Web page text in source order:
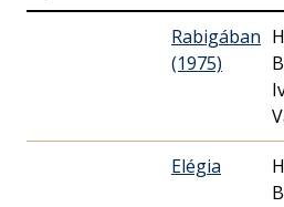
Rabigában
(1975)
Elégia